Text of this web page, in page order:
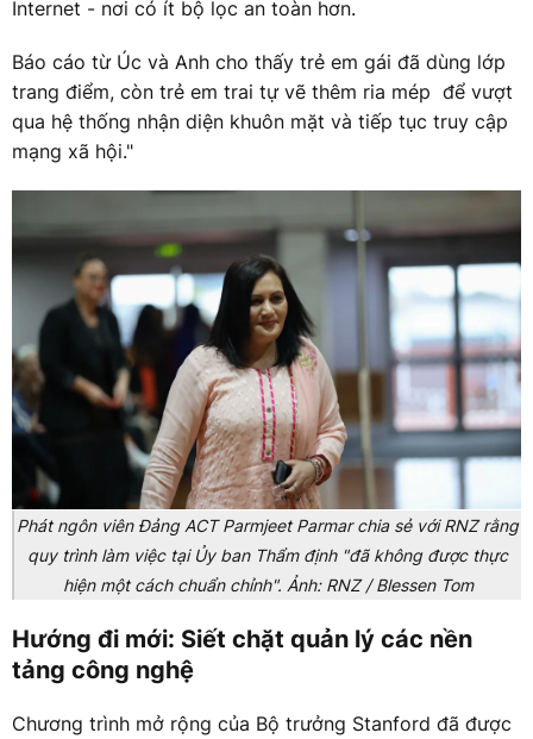
Internet - nơi có ít bộ lọc an toàn hơn.
Báo cáo từ Úc và Anh cho thấy trẻ em gái đã dùng lớp
trang điểm, còn trẻ em trai tự vẽ thêm ria mép để vượt
qua hệ thống nhận diện khuôn mặt và tiếp tục truy cập
mạng xã hội."
Phát ngôn viên Đảng ACT Parmjeet Parmar chia sẻ với RNZ rằng
quy trình làm việc tại Ủy ban Thẩm định "đã không được thực
hiện một cách chuẩn chỉnh". Ảnh: RNZ / Blessen Tom
Hướng đi mới: Siết chặt quản lý các nền
tảng công nghệ
Chương trình mở rộng của Bộ trưởng Stanford đã được